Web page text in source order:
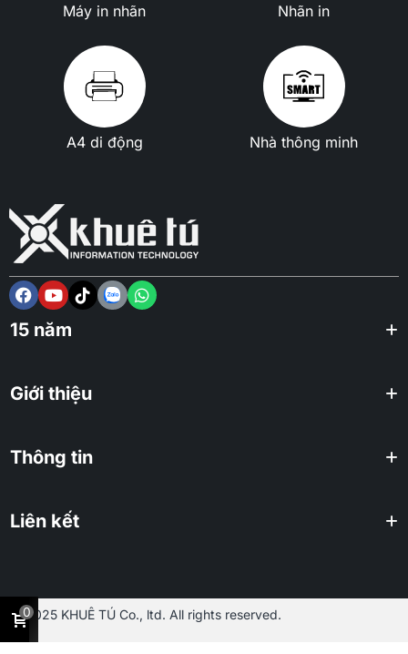
Máy in nhãn Nhãn in
A4 di động Nhà thông minh
15 năm
Giới thiệu
Thông tin
Liên kết
2025 KHUÊ TÚ Co., ltd. All rights reserved.
0